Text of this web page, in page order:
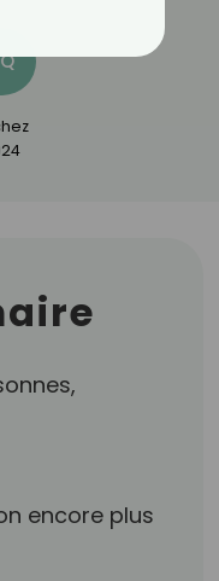
encore plus